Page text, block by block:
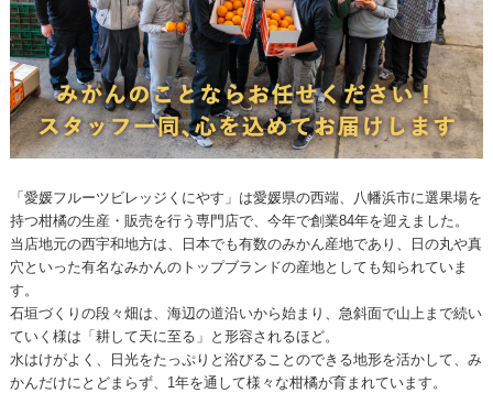
「愛媛フルーツビレッジくにやす」は愛媛県の西端、八幡浜市に選果場を
持つ柑橘の生産・販売を行う専門店で、今年で創業84年を迎えました。
当店地元の西宇和地方は、日本でも有数のみかん産地であり、日の丸や真
穴といった有名なみかんのトップブランドの産地としても知られていま
す。
石垣づくりの段々畑は、海辺の道沿いから始まり、急斜面で山上まで続い
ていく様は「耕して天に至る」と形容されるほど。
水はけがよく、日光をたっぷりと浴びることのできる地形を活かして、み
かんだけにとどまらず、1年を通して様々な柑橘が育まれています。